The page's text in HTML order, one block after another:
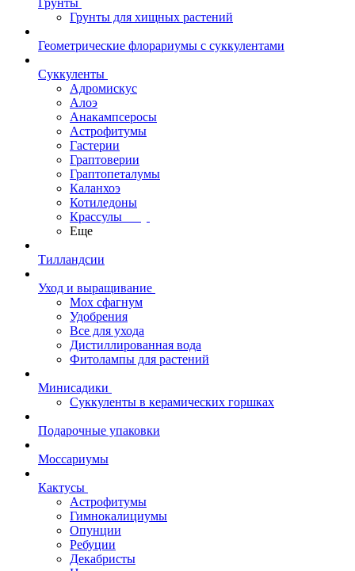
Грунты
Грунты для хищных растений
Геометрические флорариумы с суккулентами
Суккуленты
Адромискус
Алоэ
Анакампсеросы
Астрофитумы
Гастерии
Граптоверии
Граптопеталумы
Каланхоэ
Котиледоны
Крассулы
Еще
Тилландсии
Уход и выращивание
Мох сфагнум
Удобрения
Все для ухода
Дистиллированная вода
Фитолампы для растений
Минисадики
Суккуленты в керамических горшках
Подарочные упаковки
Моссариумы
Кактусы
Астрофитумы
Гимнокалициумы
Опунции
Ребуции
Декабристы